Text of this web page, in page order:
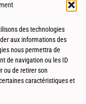
des technologies
aux informations des
nous permettra de
de navigation ou les ID
ou de retirer son
caractéristiques et
jeunes –